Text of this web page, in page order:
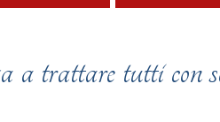
a trattare tutti con